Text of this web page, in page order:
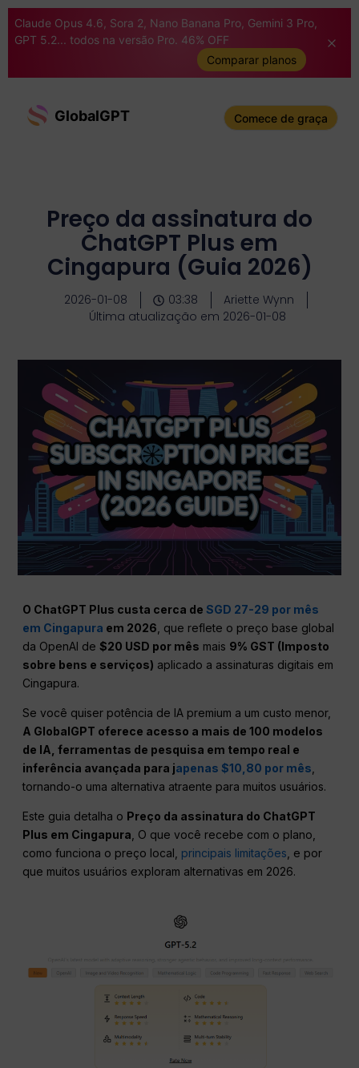
Claude Opus 4.6, Sora 2, Nano Banana Pro, Gemini 3 Pro,
GPT 5.2... todos na versão Pro. 46% OFF
Comparar planos
GlobalGPT Comece de graça
Preço da assinatura do
ChatGPT Plus em
Cingapura (Guia 2026)
2026-01-08 03:38
Ariette Wynn
Última atualização em 2026-01-08
O ChatGPT Plus custa cerca deSGD 27-29 por mês
em Cingapura em 2026 , que reflete o preço base global
da OpenAI de$20 USD por mês mais 9% GST (Imposto
sobre bens e serviços) aplicado a assinaturas digitais em
Cingapura.
Se você quiser potência de IA premium a um custo menor,
A GlobalGPT oferece acesso a mais de 100 modelos
de IA, ferramentas de pesquisa em tempo real e
inferência avançada para japenas $10,80 por mês
tornando-o uma alternativa atraente para muitos usuários.
Este guia detalha o Preço da assinatura do ChatGPT
Plus em Cingapura, O que você recebe com o plano,
como funciona o preço local, principais limitações, e por
que muitos usuários exploram alternativas em 2026.